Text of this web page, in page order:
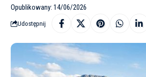
Opublikowany: 14/06/2026
Udostępnij